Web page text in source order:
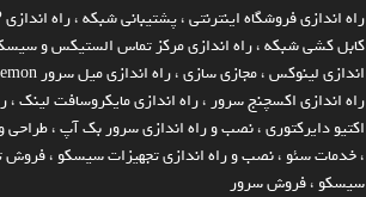
راه اندازي فروشگاه اينترنتي،پشتیبانی شبکه،راه اندازی VOIP
کابل کشی شبکه،راه اندازی مرکز تماس الستیکس و
اندازی لینوکس،مجازی سازی،راه اندازی میل سرور mdaemon
راه اندازی اکسچنج سرور ،راه اندازی مایکروسافت لینک،
اکتیو دایرکتوری،نصب و راه اندازی سرور بک آپ،طراحی
،خدمات سئو ،نصب و راه اندازی تجهیزات سیسکو ،فروش
سیسکو ،فروش سرور